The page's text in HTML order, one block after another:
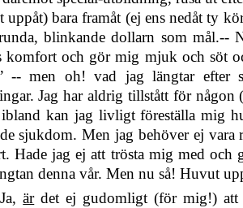
uppåt) bara framåt (ej ens nedåt ty
blinkande dollarn som mål.--
komfort och gör mig mjuk och söt
-- men oh! vad jag längtar efter
Jag har aldrig tillstått för
kan jag livligt föreställa mig
sjukdom. Men jag behöver ej
Hade jag ej att trösta mig med
denna vår. Men nu så! Huvut
Ja,ärdet ej gudomligt (för mig!) att